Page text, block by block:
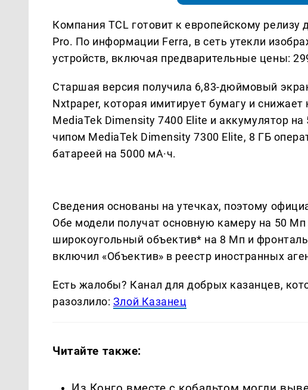
Компания TCL готовит к европейскому
Pro. По информации Ferra, в сеть утекли
устройств, включая предварительные цены:
Старшая версия получила 6,83-дюймовый
Nxtpaper, которая имитирует бумагу и
MediaTek Dimensity 7400 Elite и аккумулятор
чипом MediaTek Dimensity 7300 Elite, 8 ГБ
батареей на 5000 мА·ч.
Сведения основаны на утечках, поэтому
Обе модели получат основную камеру на 50 Мп
широкоугольный объектив* на 8 Мп и
включил «Объектив» в реестр иностранных
Есть жалобы? Канал для добрых казанцев,
разозлило: Злой Казанец
Читайте также: